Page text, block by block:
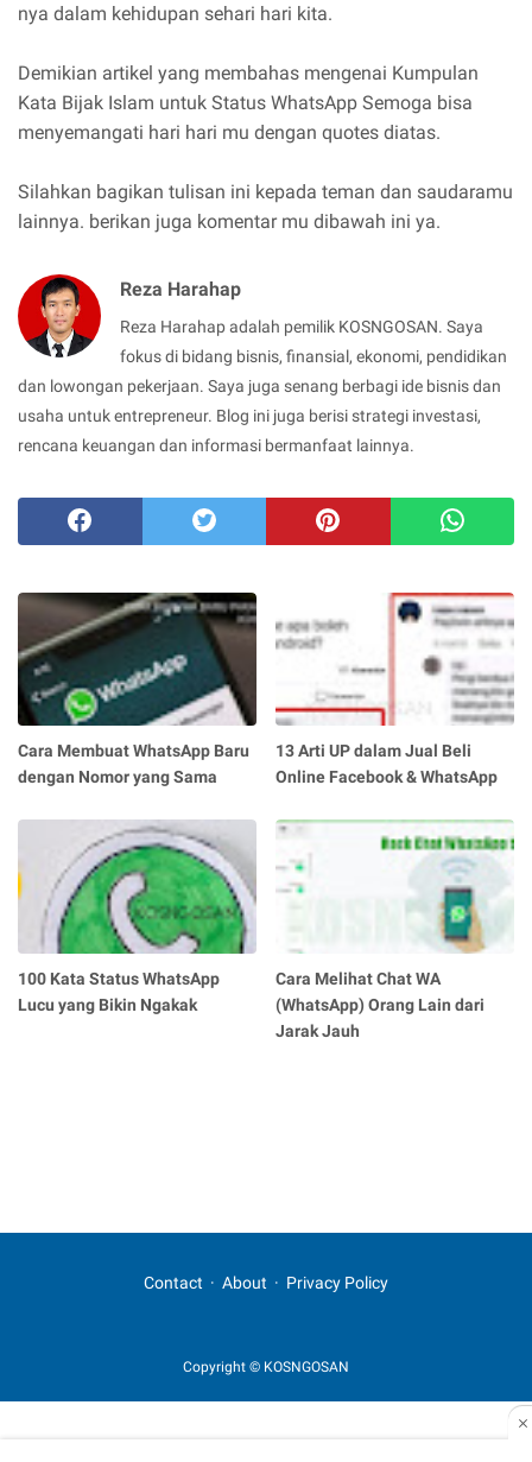
nya dalam kehidupan sehari hari kita.
Demikian artikel yang membahas mengenai Kumpulan
Kata Bijak Islam untuk Status WhatsApp Semoga bisa
menyemangati hari hari mu dengan quotes diatas.
Silahkan bagikan tulisan ini kepada teman dan saudaramu
lainnya. berikan juga komentar mu dibawah ini ya.
Reza Harahap
Reza Harahap adalah pemilik KOSNGOSAN. Saya
fokus di bidang bisnis, finansial, ekonomi, pendidikan
dan lowongan pekerjaan. Saya juga senang berbagi ide bisnis dan
usaha untuk entrepreneur. Blog ini juga berisi strategi investasi,
rencana keuangan dan informasi bermanfaat lainnya.
Cara Membuat WhatsApp Baru
dengan Nomor yang Sama
13 Arti UP dalam Jual Beli
Online Facebook & WhatsApp
100 Kata Status WhatsApp
Lucu yang Bikin Ngakak
Cara Melihat Chat WA
(WhatsApp) Orang Lain dari
Jarak Jauh
Contact About Privacy Policy
Copyright © KOSNGOSAN